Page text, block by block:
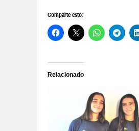
Comparte esto:
Relacionado